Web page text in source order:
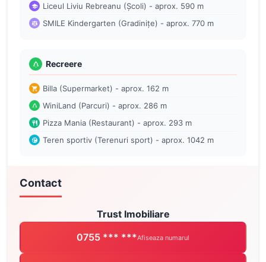
Liceul Liviu Rebreanu (Școli) - aprox. 590 m
SMILE Kindergarten (Gradinițe) - aprox. 770 m
Recreere
Billa (Supermarket) - aprox. 162 m
WiniLand (Parcuri) - aprox. 286 m
Pizza Mania (Restaurant) - aprox. 293 m
Teren sportiv (Terenuri sport) - aprox. 1042 m
Contact
Trust Imobiliare
0755 *** ***Afiseaza numarul